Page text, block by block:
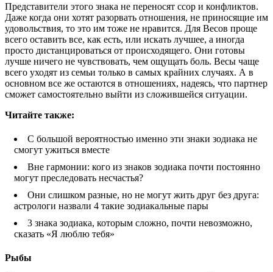
Представители этого знака не переносят ссор и конфликтов.
Даже когда они хотят разорвать отношения, не приносящие им
удовольствия, то это им тоже не нравится. Для Весов проще
всего оставить все, как есть, или искать лучшее, а иногда
просто дистанцироваться от происходящего. Они готовы
лучше ничего не чувствовать, чем ощущать боль. Весы чаще
всего уходят из семьи только в самых крайних случаях. А в
основном все же остаются в отношениях, надеясь, что партнер
сможет самостоятельно выйти из сложившейся ситуации.
Читайте также:
С большой вероятностью именно эти знаки зодиака не
смогут ужиться вместе
Вне гармонии: кого из знаков зодиака почти постоянно
могут преследовать несчастья?
Они слишком разные, но не могут жить друг без друга:
астрологи назвали 4 такие зодиакальные пары
3 знака зодиака, которым сложно, почти невозможно,
сказать «Я люблю тебя»
Рыбы